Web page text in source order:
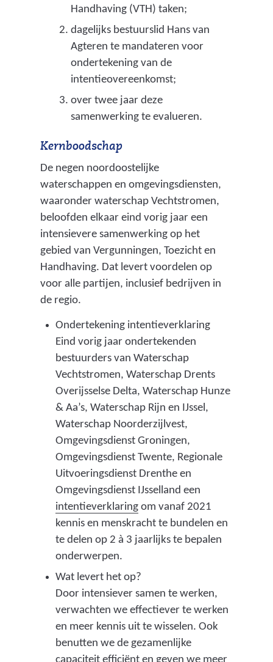
s
v
e
r
b
a
n
a
n
o
v
e
r
h
e
n
)
Handhaving (VTH) taken;
dagelijks bestuurslid Hans van
Agteren te mandateren voor
ondertekening van de
intentieovereenkomst;
over twee jaar deze
samenwerking te evalueren.
Kernboodschap
De negen noordoostelijke
waterschappen en omgevingsdiensten,
waaronder waterschap Vechtstromen,
beloofden elkaar eind vorig jaar een
intensievere samenwerking op het
gebied van Vergunningen, Toezicht en
Handhaving. Dat levert voordelen op
voor alle partijen, inclusief bedrijven in
de regio.
Ondertekening intentieverklaring
Eind vorig jaar ondertekenden
bestuurders van Waterschap
Vechtstromen, Waterschap Drents
Overijsselse Delta, Waterschap Hunze
& Aa’s, Waterschap Rijn en IJssel,
Waterschap Noorderzijlvest,
Omgevingsdienst Groningen,
Omgevingsdienst Twente, Regionale
Uitvoeringsdienst Drenthe en
Omgevingsdienst IJsselland een
intentieverklaring(
v
e
w
i
j
s
t
n
om vanaf 2021
kennis en menskracht te bundelen en
te delen op 2 à 3 jaarlijks te bepalen
onderwerpen.
Wat levert het op?
Door intensiever samen te werken,
verwachten we effectiever te werken
en meer kennis uit te wisselen. Ook
benutten we de gezamenlijke
capaciteit efficiënt en geven we meer